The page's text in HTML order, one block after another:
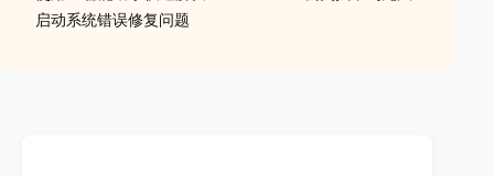
启动系统错误修复问题